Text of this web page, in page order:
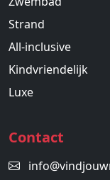
Strand
All-inclusive
Kindvriendelijk
Luxe
Contact